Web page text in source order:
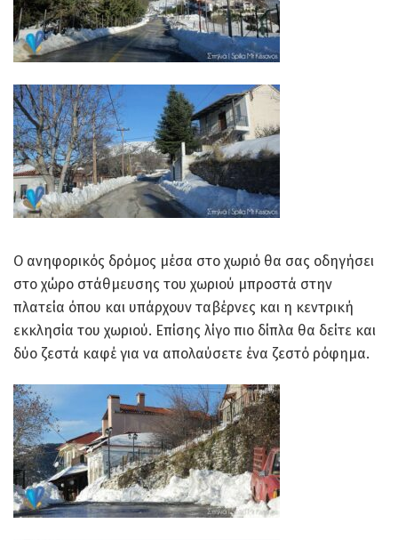
Ο ανηφορικός δρόμος μέσα στο χωριό θα σας οδηγήσει
στο χώρο στάθμευσης του χωριού μπροστά στην
πλατεία όπου και υπάρχουν ταβέρνες και η κεντρική
εκκλησία του χωριού. Επίσης λίγο πιο δίπλα θα δείτε και
δύο ζεστά καφέ για να απολαύσετε ένα ζεστό ρόφημα.